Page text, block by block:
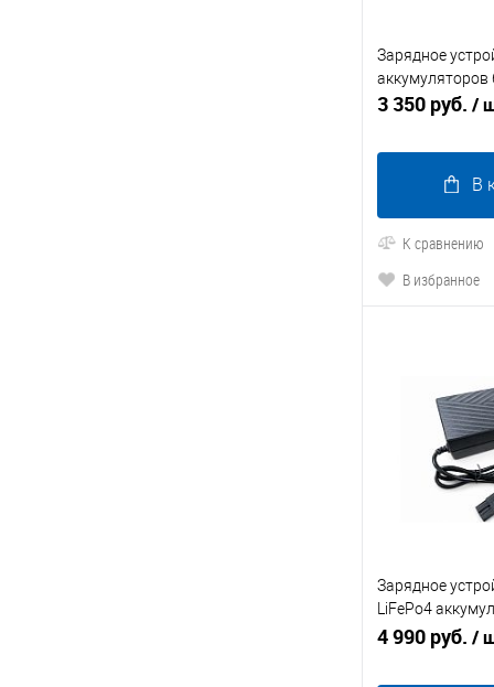
Зарядное
аккумуляторов
3 350 руб. /
В
К сравнению
В избранное
Зарядное
LiFePo4
60V32A/H (73V
4 990 руб. /